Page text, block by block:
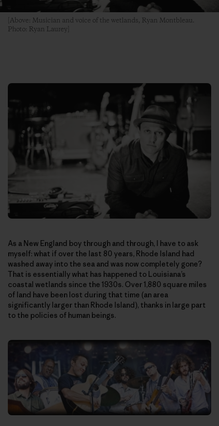
[Above: Musician and voice of the wetlands, Ryan Montbleau.
Photo: Ryan Laurey]
As a New England boy through and through, I have to ask
myself: what if over the last 80 years, Rhode Island had
washed away into the sea and was now completely gone?
That is essentially what has happened to Louisiana’s
coastal wetlands since the 1930s. Over 1,880 square miles
of land have been lost during that time (an area
significantly larger than Rhode Island), thanks in large part
to the policies of human beings.